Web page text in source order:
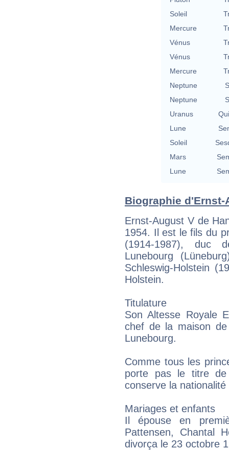
Soleil
Mercure
Vénus
Vénus
Mercure
Neptune
Neptune
Uranus
Lune
Soleil
Mars
Lune
Biographie d'Ernst-
Ernst-August V de
1954. Il est le fils du
(1914-1987), duc
Lunebourg
Schleswig-Holstein
Holstein.
Titulature
Son Altesse Royale
chef de la maison
Lunebourg.
Comme tous les
porte pas le titre de
conserve la
Mariages et enfants
Il épouse en
Pattensen, Chantal
divorça le 23 octobre